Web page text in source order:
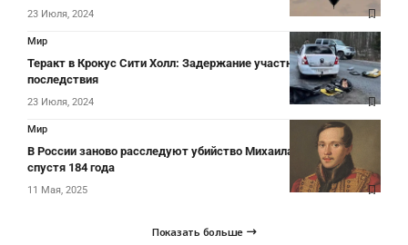
23 Июля, 2024
Мир
Теракт в Крокус Сити Холл: Задержание участников и
последствия
23 Июля, 2024
Мир
В России заново расследуют убийство Михаила Лермонтова
спустя 184 года
11 Мая, 2025
Показать больше